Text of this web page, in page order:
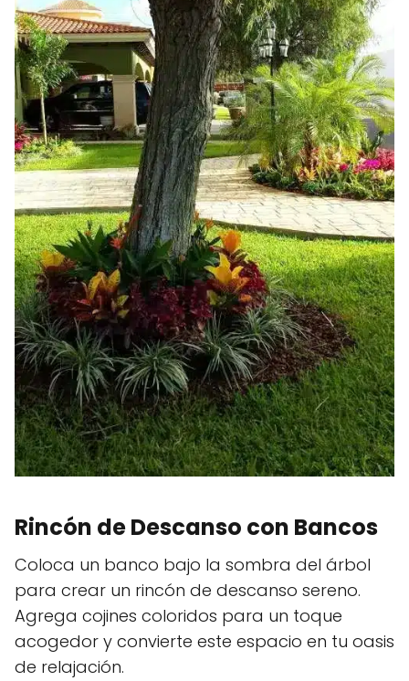
Rincón de Descanso con Bancos
Coloca un banco bajo la sombra del árbol
para crear un rincón de descanso sereno.
Agrega cojines coloridos para un toque
acogedor y convierte este espacio en tu oasis
de relajación.